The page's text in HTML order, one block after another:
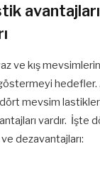
ve kış
hedefler.
mevsim
vardır. İşte
dezavantajları: